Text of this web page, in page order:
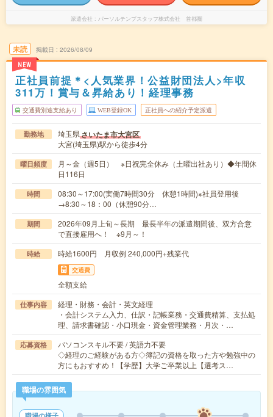
派遣会社 パーソルテンプスタッフ株式会社 首都圏
未読
NEW
掲載日 2026/08/09
正社員前提＊<人気業界！公益財団法人>年収
311万！賞与＆昇給あり！経理事務
交通費別途支給あり WEB登録OK 正社員への紹介予定派遣
勤務地 埼玉県さいたま市大宮区
大宮(埼玉県)駅から徒歩4分
曜日頻度
月～金（週5日） ※日祝完全休み（土曜出社あり）◆年間休
日116日
時間
08:30～17:00(実働7時間30分 休憩1時間)※社員登用後
→8:30～18：00（休憩90分…
期間
2026年09月上旬～長期 最長半年の派遣期間後、双方合意
で直接雇用へ！ ※9月～！
時給 時給1600円 月収例 240,000円+残業代
交通費
全額支給
仕事内容
経理・財務・会計・英文経理
・会計システム入力、仕訳・記帳業務・交通費精算、支払処
理、請求書確認・小口現金・資金管理業務・月次・…
応募資格
パソコンスキル不要 / 英語力不要
◇経理のご経験がある方◇簿記の資格を取った方や勉強中の
方にもおすすめ！【学歴】大学ご卒業以上【選考ス…
職場の雰囲気